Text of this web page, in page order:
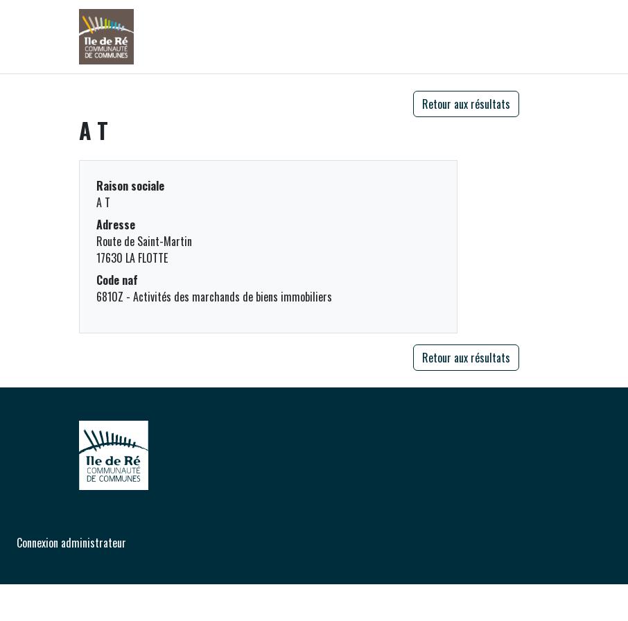
Retour aux résultats
A T
Raison sociale
A T
Adresse
Route de Saint-Martin
17630 LA FLOTTE
Code naf
6810Z - Activités des marchands de biens immobiliers
Retour aux résultats
Connexion administrateur